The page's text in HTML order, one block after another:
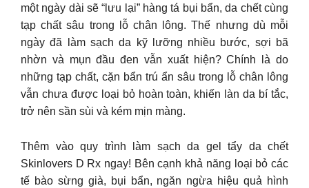
một ngày dài sẽ “lưu lại” hàng tá bụi bẩn, da chết cùng
tạp chất sâu trong lỗ chân lông. Thế nhưng dù mỗi
ngày đã làm sạch da kỹ lưỡng nhiều bước, sợi bã
nhờn và mụn đầu đen vẫn xuất hiện? Chính là do
những tạp chất, cặn bẩn trú ẩn sâu trong lỗ chân lông
vẫn chưa được loại bỏ hoàn toàn, khiến làn da bí tắc,
trở nên sần sùi và kém mịn màng.
Thêm vào quy trình làm sạch da gel tẩy da chết
Skinlovers D Rx ngay! Bên cạnh khả năng loại bỏ các
tế bào sừng già, bụi bẩn, ngăn ngừa hiệu quả hình